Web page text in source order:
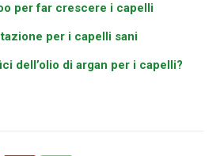
per far crescere i capelli
per i capelli sani
dell’olio di argan per i capelli?